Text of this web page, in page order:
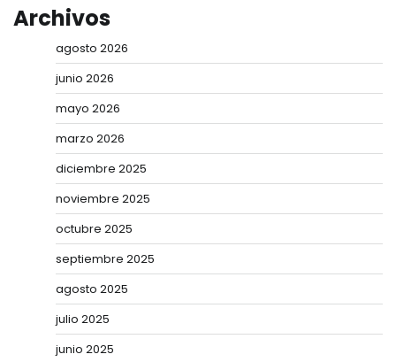
Archivos
agosto 2026
junio 2026
mayo 2026
marzo 2026
diciembre 2025
noviembre 2025
octubre 2025
septiembre 2025
agosto 2025
julio 2025
junio 2025